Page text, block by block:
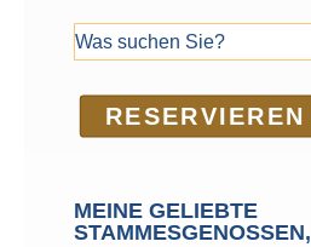
RE­SER­VIEREN
MEINE GELIEBTE
STAMMESGENOSSEN,